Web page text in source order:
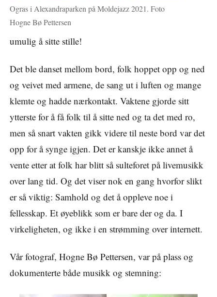
Ogras i Alexandraparken på Moldejazz 2021. Foto
Hogne Bø Pettersen
umulig å sitte stille!
Det ble danset mellom bord, folk hoppet opp og ned
og veivet med armene, de sang ut i luften og mange
klemte og hadde nærkontakt. Vaktene gjorde sitt
ytterste for å få folk til å sitte ned og ta det med ro,
men så snart vakten gikk videre til neste bord var det
opp for å synge igjen. Det er kanskje ikke annet å
vente etter at folk har blitt så sulteforet på livemusikk
over lang tid. Og det viser nok en gang hvorfor slikt
er så viktig: Samhold og det å oppleve noe i
fellesskap. Et øyeblikk som er bare der og da. I
virkeligheten, og ikke i en strømming over internett.
Vår fotograf, Hogne Bø Pettersen, var på plass og
dokumenterte både musikk og stemning: